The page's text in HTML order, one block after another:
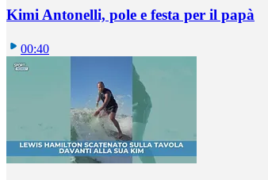
Kimi Antonelli, pole e festa per il papà
00:40